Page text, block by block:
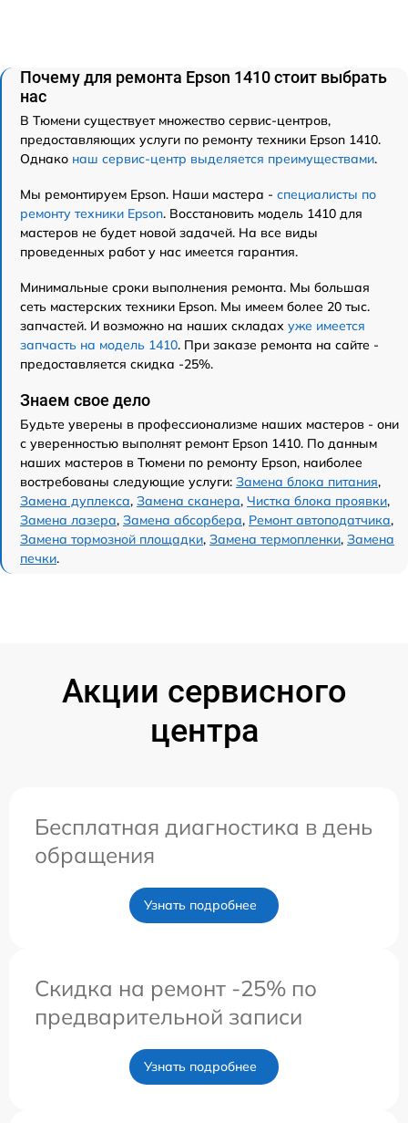
Почему для ремонта Epson 1410 стоит выбрать
нас
В Тюмени существует множество сервис-центров,
предоставляющих услуги по ремонту техники Epson 1410.
Однако наш сервис-центр выделяется преимуществами.
Мы ремонтируем Epson. Наши мастера - специалисты по
ремонту техники Epson. Восстановить модель 1410 для
мастеров не будет новой задачей. На все виды
проведенных работ у нас имеется гарантия.
Минимальные сроки выполнения ремонта. Мы большая
сеть мастерских техники Epson. Мы имеем более 20 тыс.
запчастей. И возможно на наших складах уже имеется
запчасть на модель 1410. При заказе ремонта на сайте -
предоставляется скидка -25%.
Знаем свое дело
Будьте уверены в профессионализме наших мастеров - они
с уверенностью выполнят ремонт Epson 1410. По данным
наших мастеров в Тюмени по ремонту Epson, наиболее
востребованы следующие услуги: Замена блока питания,
Замена дуплекса, Замена сканера, Чистка блока проявки,
Замена лазера, Замена абсорбера, Ремонт автоподатчика,
Замена тормозной площадки, Замена термопленки, Замена
печки.
Акции сервисного
центра
Бесплатная диагностика в день
обращения
Узнать подробнее
Скидка на ремонт -25% по
предварительной записи
Узнать подробнее